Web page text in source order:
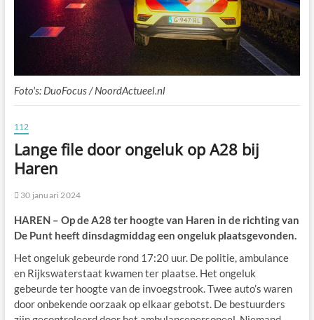
Foto's: DuoFocus / NoordActueel.nl
112
Lange file door ongeluk op A28 bij
Haren
30 januari 2024
HAREN – Op de A28 ter hoogte van Haren in de richting van
De Punt heeft dinsdagmiddag een ongeluk plaatsgevonden.
Het ongeluk gebeurde rond 17:20 uur. De politie, ambulance
en Rijkswaterstaat kwamen ter plaatse. Het ongeluk
gebeurde ter hoogte van de invoegstrook. Twee auto’s waren
door onbekende oorzaak op elkaar gebotst. De bestuurders